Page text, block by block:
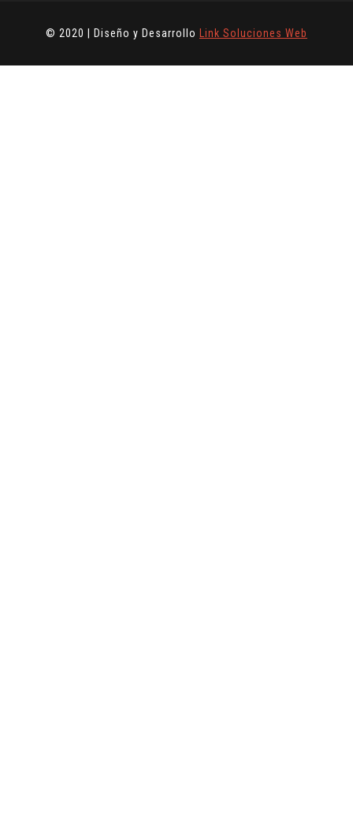
© 2020 | Diseño y Desarrollo Link Soluciones Web